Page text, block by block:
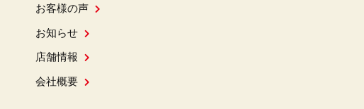
お客様の声
お知らせ
店舗情報
会社概要